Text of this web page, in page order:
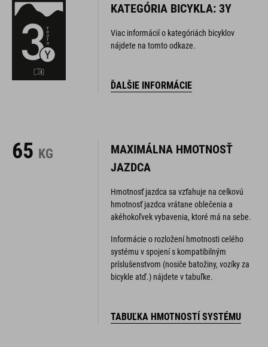
KATEGÓRIA BICYKLA: 3Y
Viac informácií o kategóriách bicyklov
nájdete na tomto odkaze.
ĎALŠIE INFORMÁCIE
65 KG
MAXIMÁLNA HMOTNOSŤ
JAZDCA
Hmotnosť jazdca sa vzťahuje na celkovú
hmotnosť jazdca vrátane oblečenia a
akéhokoľvek vybavenia, ktoré má na sebe.
Informácie o rozložení hmotnosti celého
systému v spojení s kompatibilným
príslušenstvom (nosiče batožiny, vozíky za
bicykle atď.) nájdete v tabuľke.
TABUĽKA HMOTNOSTÍ SYSTÉMU